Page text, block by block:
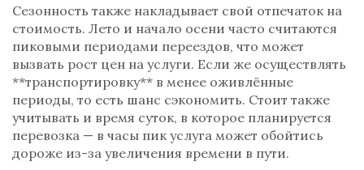
Сезонность также накладывает свой отпечаток на
стоимость. Лето и начало осени часто считаются
пиковыми периодами переездов, что может
вызвать рост цен на услуги. Если же осуществлять
**транспортировку** в менее оживлённые
периоды, то есть шанс сэкономить. Стоит также
учитывать и время суток, в которое планируется
перевозка — в часы пик услуга может обойтись
дороже из-за увеличения времени в пути.